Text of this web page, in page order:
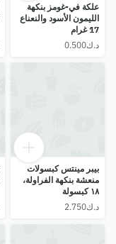
علكة في-غومز بنكهة
الليمون الأسود والنعناع
17 غرام
بيبر مينتس كبسولات
منعشة بنكهة الفراولة،
١٨ كبسولة